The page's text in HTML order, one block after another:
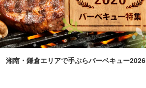
湘南・鎌倉エリアで手ぶらバーベキュー2026